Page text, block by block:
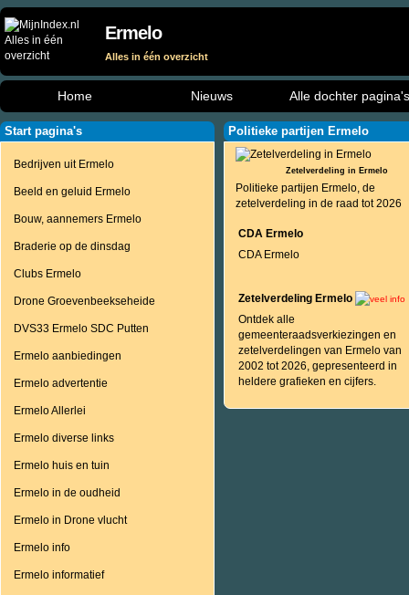
Ermelo
Alles in één overzicht
Home Nieuws Alle dochter pagina's
Start pagina's
Bedrijven uit Ermelo
Beeld en geluid Ermelo
Bouw, aannemers Ermelo
Braderie op de dinsdag
Clubs Ermelo
Drone Groevenbeekseheide
DVS33 Ermelo SDC Putten
Ermelo aanbiedingen
Ermelo advertentie
Ermelo Allerlei
Ermelo diverse links
Ermelo huis en tuin
Ermelo in de oudheid
Ermelo in Drone vlucht
Ermelo info
Ermelo informatief
Politieke partijen Ermelo
Zetelverdeling in Ermelo
Politieke partijen Ermelo, de
zetelverdeling in de raad tot 2026
CDA Ermelo
CDA Ermelo
Zetelverdeling Ermelo
Ontdek alle
gemeenteraadsverkiezingen en
zetelverdelingen van Ermelo van
2002 tot 2026, gepresenteerd in
heldere grafieken en cijfers.